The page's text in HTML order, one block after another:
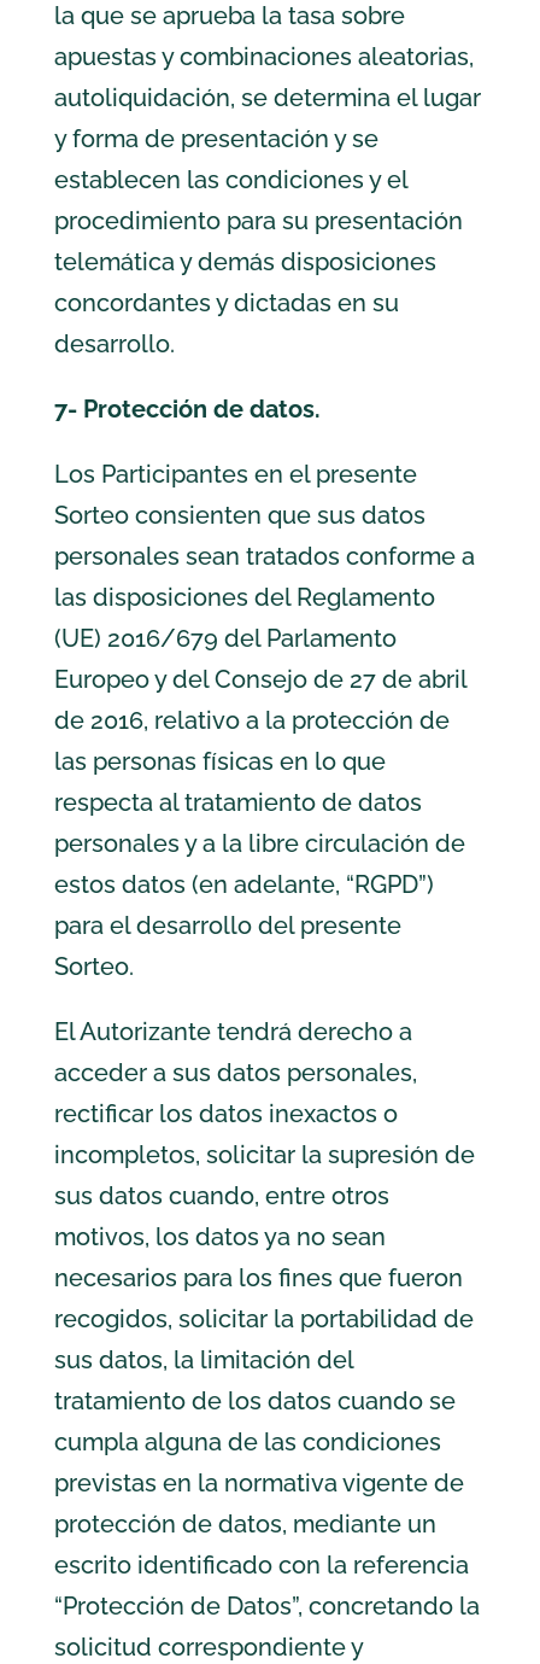
la que se aprueba la tasa sobre
apuestas y combinaciones aleatorias,
autoliquidación, se determina el lugar
y forma de presentación y se
establecen las condiciones y el
procedimiento para su presentación
telemática y demás disposiciones
concordantes y dictadas en su
desarrollo.
7- Protección de datos.
Los Participantes en el presente
Sorteo consienten que sus datos
personales sean tratados conforme a
las disposiciones del Reglamento
(UE) 2016/679 del Parlamento
Europeo y del Consejo de 27 de abril
de 2016, relativo a la protección de
las personas físicas en lo que
respecta al tratamiento de datos
personales y a la libre circulación de
estos datos (en adelante, “RGPD”)
para el desarrollo del presente
Sorteo.
El Autorizante tendrá derecho a
acceder a sus datos personales,
rectificar los datos inexactos o
incompletos, solicitar la supresión de
sus datos cuando, entre otros
motivos, los datos ya no sean
necesarios para los fines que fueron
recogidos, solicitar la portabilidad de
sus datos, la limitación del
tratamiento de los datos cuando se
cumpla alguna de las condiciones
previstas en la normativa vigente de
protección de datos, mediante un
escrito identificado con la referencia
“Protección de Datos”, concretando la
solicitud correspondiente y